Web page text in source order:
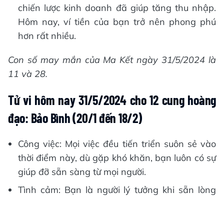
chiến lược kinh doanh đã giúp tăng thu nhập.
Hôm nay, ví tiền của bạn trở nên phong phú
hơn rất nhiều.
Con số may mắn của Ma Kết ngày 31/5/2024 là
11 và 28.
Tử vi hôm nay 31/5/2024 cho 12 cung hoàng
đạo: Bảo Bình (20/1 đến 18/2)
Công việc: Mọi việc đều tiến triển suôn sẻ vào
thời điểm này, dù gặp khó khăn, bạn luôn có sự
giúp đỡ sẵn sàng từ mọi người.
Tình cảm: Bạn là người lý tưởng khi sẵn lòng